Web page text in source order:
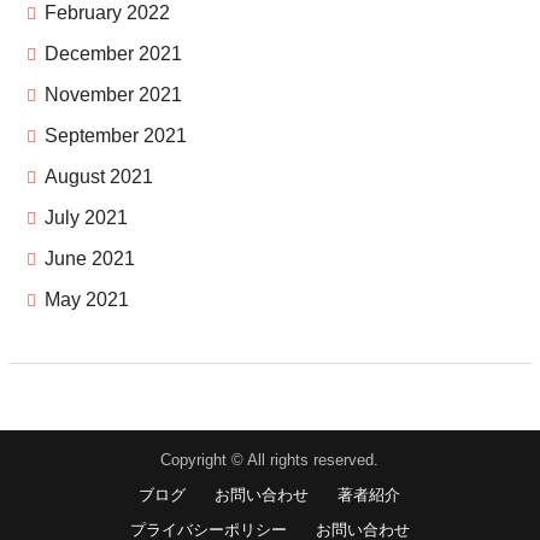
February 2022
December 2021
November 2021
September 2021
August 2021
July 2021
June 2021
May 2021
Copyright © All rights reserved.
ブログ
お問い合わせ
著者紹介
プライバシーポリシー
お問い合わせ